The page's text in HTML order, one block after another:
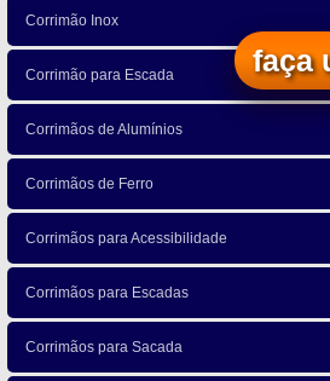
Corrimão Inox
Corrimão para Escada
Corrimãos de Alumínios
Corrimãos de Ferro
Corrimãos para Acessibilidade
Corrimãos para Escadas
Corrimãos para Sacada
faça